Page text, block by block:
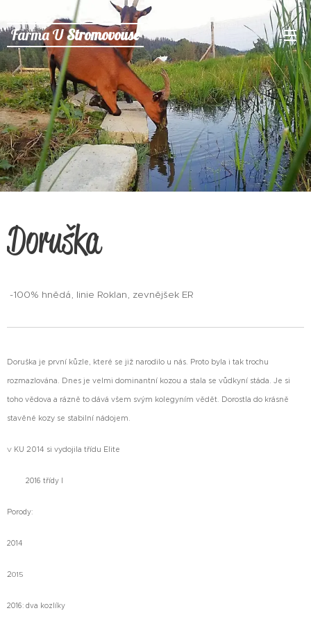
Farma UStromovouse
Doruška
-100% hnědá, linie Roklan, zevnějšek ER
Doruška je první kůzle, které se již narodilo u nás. Proto byla i tak trochu
rozmazlována. Dnes je velmi dominantní kozou a stala se vůdkyní stáda. Je si
toho vědova a rázně to dává všem svým kolegyním vědět. Dorostla do krásně
stavěné kozy se stabilní nádojem.
V KU 2014 si vydojila třídu Elite
2016 třídy I
Porody:
2014
2015
2016: dva kozlíky